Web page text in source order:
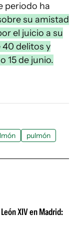
periodo ha
su amistad
el juicio a su
40 delitos y
15 de junio.
pulmón
XIV en Madrid: